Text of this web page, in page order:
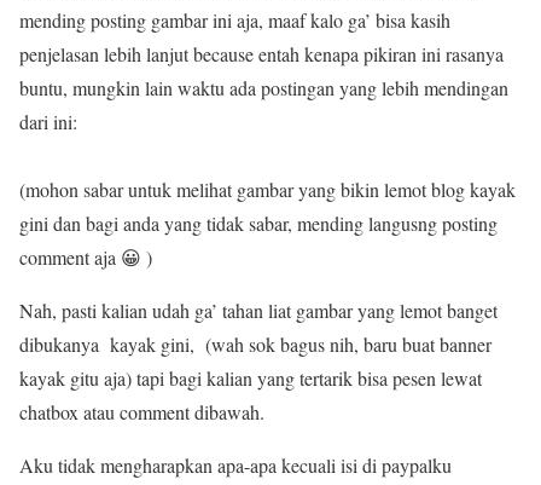
mending posting gambar ini aja, maaf kalo ga’ bisa kasih
penjelasan lebih lanjut because entah kenapa pikiran ini rasanya
buntu, mungkin lain waktu ada postingan yang lebih mendingan
dari ini:
(mohon sabar untuk melihat gambar yang bikin lemot blog kayak
gini dan bagi anda yang tidak sabar, mending langusng posting
comment aja 😀 )
Nah, pasti kalian udah ga’ tahan liat gambar yang lemot banget
dibukanya kayak gini, (wah sok bagus nih, baru buat banner
kayak gitu aja) tapi bagi kalian yang tertarik bisa pesen lewat
chatbox atau comment dibawah.
Aku tidak mengharapkan apa-apa kecuali isi di paypalku